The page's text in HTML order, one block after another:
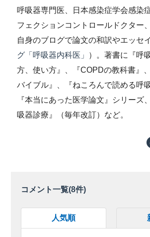
呼吸器専門医、日本感染症学会感染
フェクションコントロールドクター
自身のブログで論文の和訳やエッセ
グ「呼吸器内科医」 ）。著書に『呼
方、使い方』、『COPDの教科書』
バイブル』、『ねころんで読める呼
『本当にあった医学論文』シリーズ
吸器診療』（毎年改訂）など。
コメント一覧(8件)
人気順